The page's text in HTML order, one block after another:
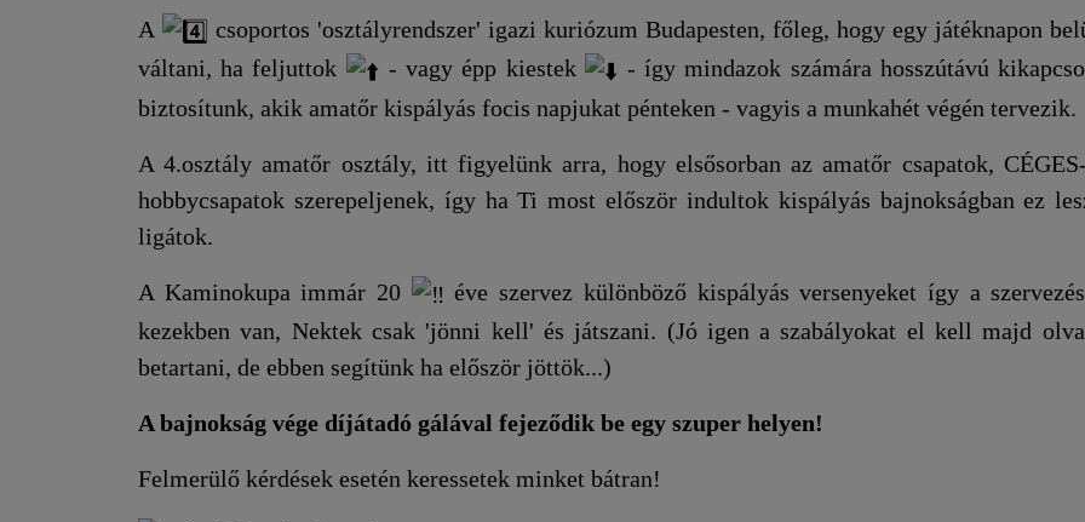
A
csoportos 'osztályrendszer' igazi kuriózum Budapesten, főleg, hogy egy játéknapon
váltani, ha feljuttok
- vagy épp kiestek
- így mindazok számára hosszútávú
biztosítunk, akik amatőr kispályás focis napjukat pénteken - vagyis a munkahét végén tervezik.
A 4.osztály amatőr osztály, itt figyelünk arra, hogy elsősorban az amatőr csapatok,
hobbycsapatok szerepeljenek, így ha Ti most először indultok kispályás bajnokságban ez
ligátok.
A Kaminokupa immár 20
éve szervez különböző kispályás versenyeket így a
kezekben van, Nektek csak 'jönni kell' és játszani. (Jó igen a szabályokat el kell majd
betartani, de ebben segítünk ha először jöttök...)
A bajnokság vége díjátadó gálával fejeződik be egy szuper helyen!
Felmerülő kérdések esetén keressetek minket bátran!